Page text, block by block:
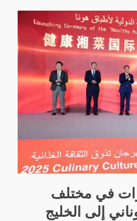
في مختلف
إلى الخليج